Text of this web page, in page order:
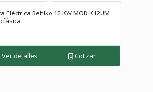
Eléctrica Rehlko 12 KW MOD K12UM
Ver detalles Cotizar